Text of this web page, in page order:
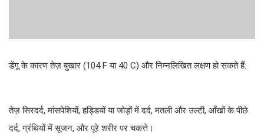
डेंगू के कारण तेज़ बुखार (104 F या 40 C) और निम्नलिखित लक्षण हो सकते हैं:
तेज़ सिरदर्द, मांसपेशियों, हड्डियों या जोड़ों में दर्द, मतली और उल्टी, आँखों के पीछे
दर्द, ग्रंथियों में सूजन, और पूरे शरीर पर चकत्ते।